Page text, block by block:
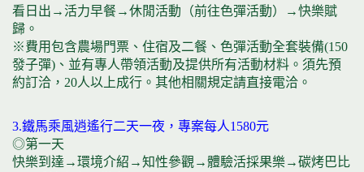
看日出→活力早餐→休閒活動（前往色彈活動）→快樂賦
歸。
※費用包含農場門票、住宿及二餐、色彈活動全套裝備(150
發子彈)、並有專人帶領活動及提供所有活動材料。須先預
約訂洽，20人以上成行。其他相關規定請直接電洽。
3.鐵馬乘風逍遙行二天一夜，專案每人1580元
◎第一天
快樂到達→環境介紹→知性參觀→體驗活採果樂→碳烤巴比